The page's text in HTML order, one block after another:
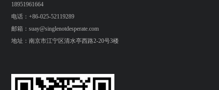
18951961664
电话：+86-025-52119289
邮箱：suay@singlenotdesperate.com
地址：南京市江宁区清水亭西路2-20号3楼